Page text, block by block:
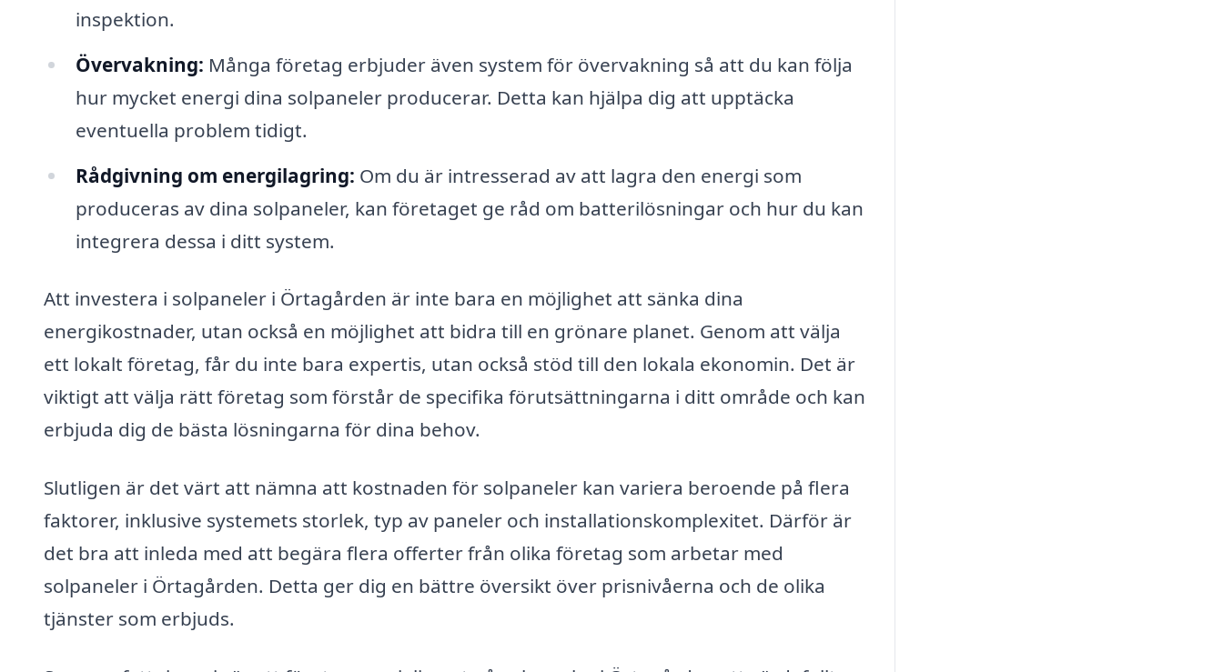
inspektion.
Övervakning: Många företag erbjuder även system för övervakning så att du kan följa
hur mycket energi dina solpaneler producerar. Detta kan hjälpa dig att upptäcka
eventuella problem tidigt.
Rådgivning om energilagring: Om du är intresserad av att lagra den energi som
produceras av dina solpaneler, kan företaget ge råd om batterilösningar och hur du kan
integrera dessa i ditt system.
Att investera i solpaneler i Örtagården är inte bara en möjlighet att sänka dina
energikostnader, utan också en möjlighet att bidra till en grönare planet. Genom att välja
ett lokalt företag, får du inte bara expertis, utan också stöd till den lokala ekonomin. Det är
viktigt att välja rätt företag som förstår de specifika förutsättningarna i ditt område och kan
erbjuda dig de bästa lösningarna för dina behov.
Slutligen är det värt att nämna att kostnaden för solpaneler kan variera beroende på flera
faktorer, inklusive systemets storlek, typ av paneler och installationskomplexitet. Därför är
det bra att inleda med att begära flera offerter från olika företag som arbetar med
solpaneler i Örtagården. Detta ger dig en bättre översikt över prisnivåerna och de olika
tjänster som erbjuds.